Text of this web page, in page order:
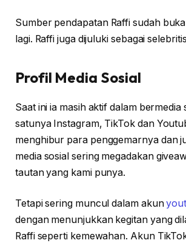
Sumber pendapatan Raffi sudah
lagi. Raffi juga dijuluki sebagai
Profil Media Sosial
Saat ini ia masih aktif dalam bermedia
satunya Instagram, TikTok dan
menghibur para penggemarnya dan
media sosial sering megadakan
tautan yang kami punya.
Tetapi sering muncul dalam akun
dengan menunjukkan kegitan yang
Raffi seperti kemewahan. Akun